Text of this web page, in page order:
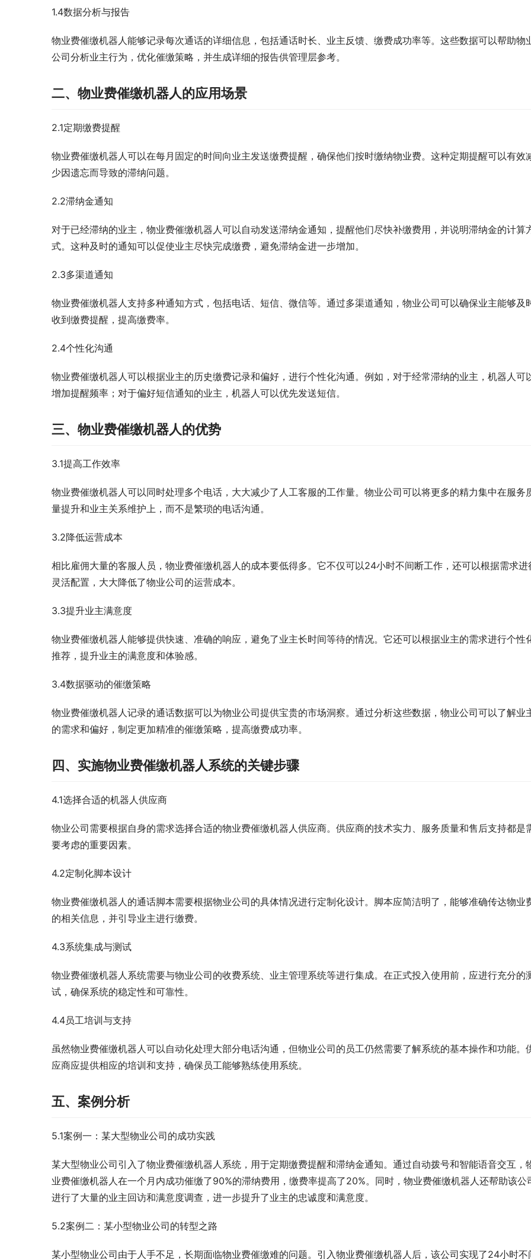
1.4数据分析与报告
物业费催缴机器人能够记录每次通话的详细信息，包括通话时长、业主反馈、缴费成功率等。这些数据可以帮助物
公司分析业主行为，优化催缴策略，并生成详细的报告供管理层参考。
二、物业费催缴机器人的应用场景
2.1定期缴费提醒
物业费催缴机器人可以在每月固定的时间向业主发送缴费提醒，确保他们按时缴纳物业费。这种定期提醒可以有效
少因遗忘而导致的滞纳问题。
2.2滞纳金通知
对于已经滞纳的业主，物业费催缴机器人可以自动发送滞纳金通知，提醒他们尽快补缴费用，并说明滞纳金的计算
式。这种及时的通知可以促使业主尽快完成缴费，避免滞纳金进一步增加。
2.3多渠道通知
物业费催缴机器人支持多种通知方式，包括电话、短信、微信等。通过多渠道通知，物业公司可以确保业主能够及
收到缴费提醒，提高缴费率。
2.4个性化沟通
物业费催缴机器人可以根据业主的历史缴费记录和偏好，进行个性化沟通。例如，对于经常滞纳的业主，机器人可
增加提醒频率；对于偏好短信通知的业主，机器人可以优先发送短信。
三、物业费催缴机器人的优势
3.1提高工作效率
物业费催缴机器人可以同时处理多个电话，大大减少了人工客服的工作量。物业公司可以将更多的精力集中在服务
量提升和业主关系维护上，而不是繁琐的电话沟通。
3.2降低运营成本
相比雇佣大量的客服人员，物业费催缴机器人的成本要低得多。它不仅可以24小时不间断工作，还可以根据需求进
灵活配置，大大降低了物业公司的运营成本。
3.3提升业主满意度
物业费催缴机器人能够提供快速、准确的响应，避免了业主长时间等待的情况。它还可以根据业主的需求进行个性
推荐，提升业主的满意度和体验感。
3.4数据驱动的催缴策略
物业费催缴机器人记录的通话数据可以为物业公司提供宝贵的市场洞察。通过分析这些数据，物业公司可以了解业
的需求和偏好，制定更加精准的催缴策略，提高缴费成功率。
四、实施物业费催缴机器人系统的关键步骤
4.1选择合适的机器人供应商
物业公司需要根据自身的需求选择合适的物业费催缴机器人供应商。供应商的技术实力、服务质量和售后支持都是
要考虑的重要因素。
4.2定制化脚本设计
物业费催缴机器人的通话脚本需要根据物业公司的具体情况进行定制化设计。脚本应简洁明了，能够准确传达物业
的相关信息，并引导业主进行缴费。
4.3系统集成与测试
物业费催缴机器人系统需要与物业公司的收费系统、业主管理系统等进行集成。在正式投入使用前，应进行充分的
试，确保系统的稳定性和可靠性。
4.4员工培训与支持
虽然物业费催缴机器人可以自动化处理大部分电话沟通，但物业公司的员工仍然需要了解系统的基本操作和功能。
应商应提供相应的培训和支持，确保员工能够熟练使用系统。
五、案例分析
5.1案例一：某大型物业公司的成功实践
某大型物业公司引入了物业费催缴机器人系统，用于定期缴费提醒和滞纳金通知。通过自动拨号和智能语音交互，
业费催缴机器人在一个月内成功催缴了90%的滞纳费用，缴费率提高了20%。同时，物业费催缴机器人还帮助该公
进行了大量的业主回访和满意度调查，进一步提升了业主的忠诚度和满意度。
5.2案例二：某小型物业公司的转型之路
某小型物业公司由于人手不足，长期面临物业费催缴难的问题。引入物业费催缴机器人后，该公司实现了24小时不